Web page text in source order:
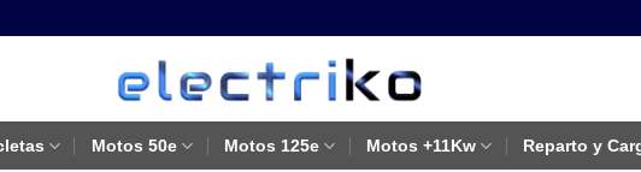
Motos 50e Motos 125e Motos +11Kw Reparto y